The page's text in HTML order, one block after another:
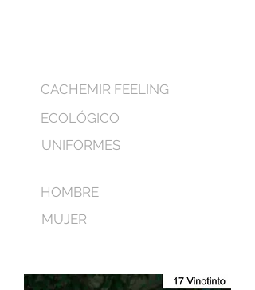
CACHEMIR FEELING
ECOLÓGICO
UNIFORMES
HOMBRE
MUJER